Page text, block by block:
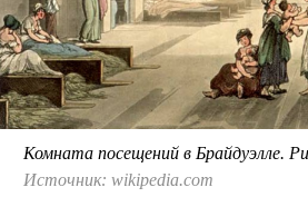
Комната посещений в Брайдуэлле.
Источник: wikipedia.com